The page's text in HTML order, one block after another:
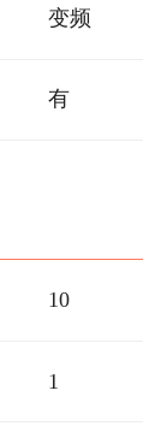
变频
有
10
1